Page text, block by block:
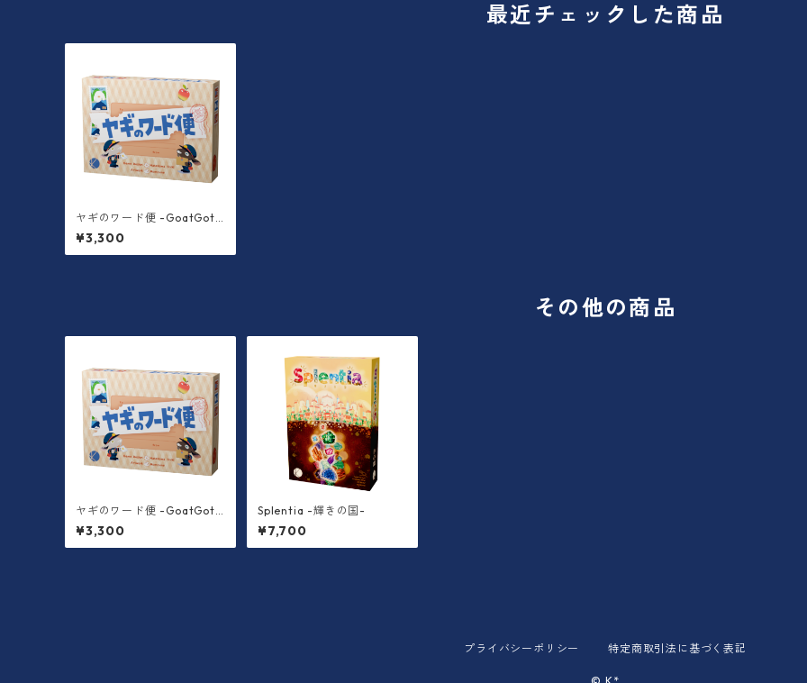
最近チェックした商品
ヤギのワード便 -GoatGotL
etter-
¥3,300
その他の商品
ヤギのワード便 -GoatGotL
etter-
¥3,300
Splentia -輝きの国-
¥7,700
プライバシーポリシー 特定商取引法に基づく表記